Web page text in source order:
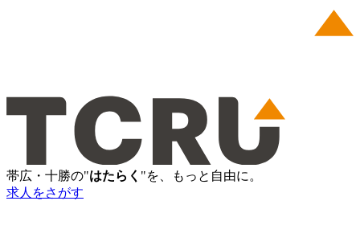
帯広・十勝の"はたらく "を、もっと自由に。
求人をさがす